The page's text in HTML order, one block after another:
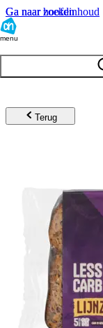
Ga naar hoofdinhoud
Ga naar zoeken
menu
Terug